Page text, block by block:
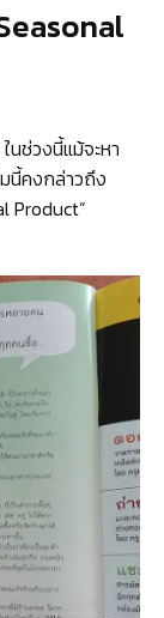
นช่วงนี้แม้จะหา
นี้คงกล่าวถึง
Product”